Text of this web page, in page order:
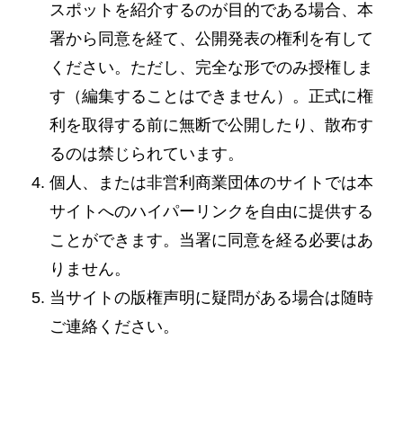
スポットを紹介するのが目的である場合、本
署から同意を経て、公開発表の権利を有して
ください。ただし、完全な形でのみ授権しま
す（編集することはできません）。正式に権
利を取得する前に無断で公開したり、散布す
るのは禁じられています。
個人、または非営利商業団体のサイトでは本
サイトへのハイパーリンクを自由に提供する
ことができます。当署に同意を経る必要はあ
りません。
当サイトの版権声明に疑問がある場合は随時
ご連絡ください。